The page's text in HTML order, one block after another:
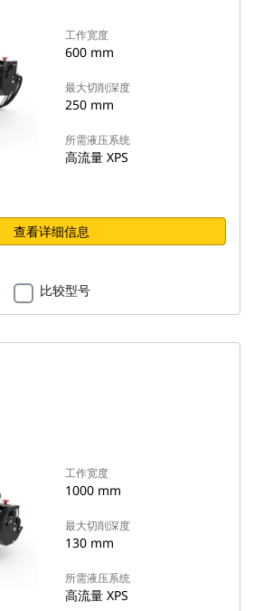
工作宽度
600 mm
最大切削深度
250 mm
所需液压系统
高流量 XPS
查看详细信息
比较型号
工作宽度
1000 mm
最大切削深度
130 mm
所需液压系统
高流量 XPS